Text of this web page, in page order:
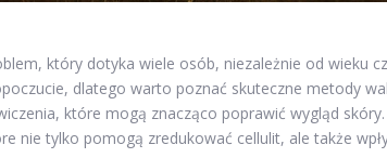
który dotyka wiele osób, niezależnie od wieku
dlatego warto poznać skuteczne metody
które mogą znacząco poprawić wygląd
nie tylko pomogą zredukować cellulit, ale także